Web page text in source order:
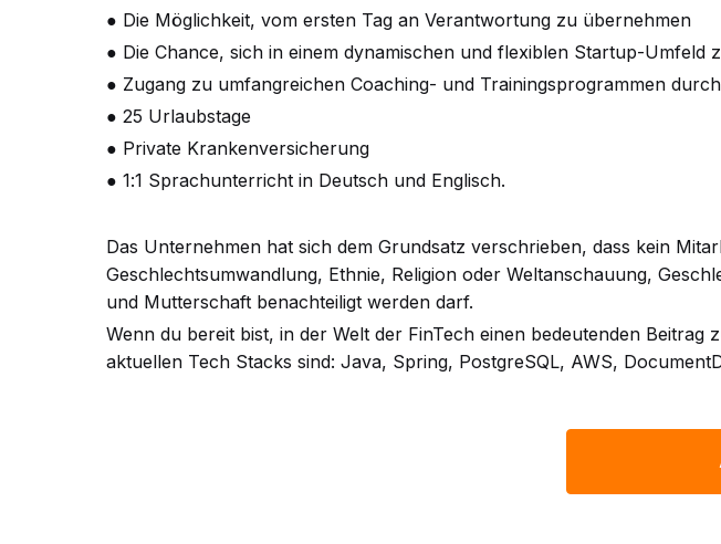
● Die Möglichkeit, vom ersten Tag an Verantwortung zu übernehmen
● Die Chance, sich in einem dynamischen und flexiblen Startup-Umfeld
● Zugang zu umfangreichen Coaching- und Trainingsprogrammen
● 25 Urlaubstage
● Private Krankenversicherung
● 1:1 Sprachunterricht in Deutsch und Englisch.
Das Unternehmen hat sich dem Grundsatz verschrieben, dass kein
Geschlechtsumwandlung, Ethnie, Religion oder Weltanschauung,
und Mutterschaft benachteiligt werden darf.
Wenn du bereit bist, in der Welt der FinTech einen bedeutenden
aktuellen Tech Stacks sind: Java, Spring, PostgreSQL, AWS,